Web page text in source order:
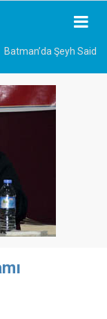
Batman’da Şeyh Said